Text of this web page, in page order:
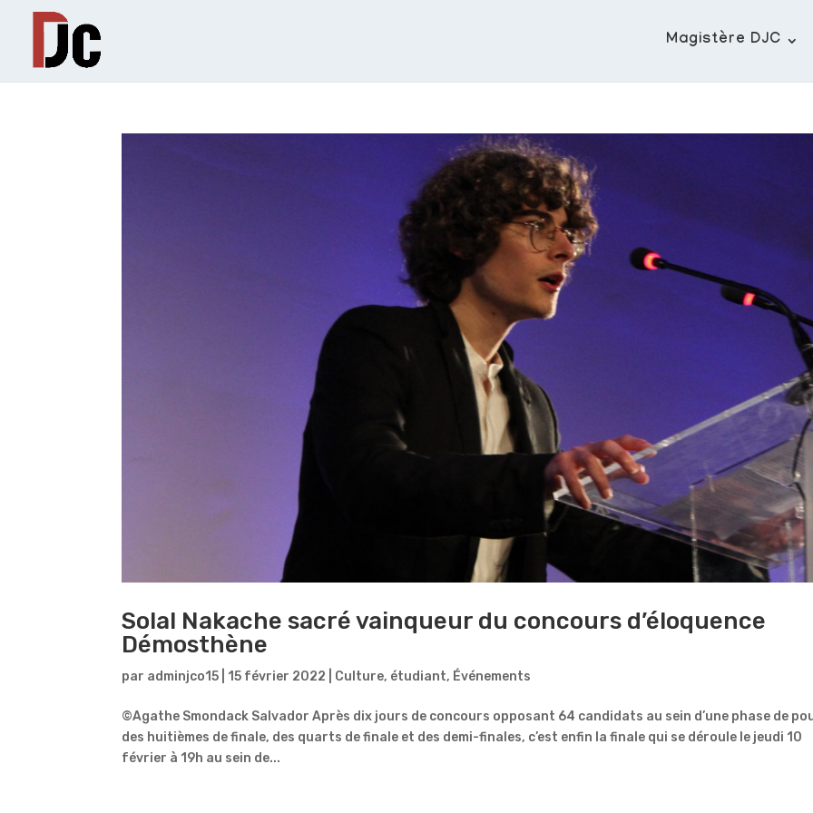
Magistère DJC
Solal Nakache sacré vainqueur du concours d’éloquence
Démosthène
par adminjco15 15 février 2022 Culture, étudiant, Événements
©Agathe Smondack Salvador Après dix jours de concours opposant 64 candidats au sein d’une phase de
des huitièmes de finale, des quarts de finale et des demi-finales, c’est enfin la finale qui se déroule le jeudi 10
février à 19h au sein de...